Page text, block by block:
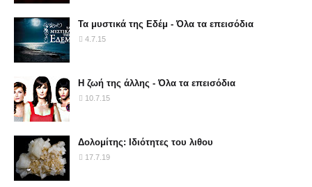
Τα μυστικά της Εδέμ - Όλα τα επεισόδια
4.7.15
Η ζωή της άλλης - Όλα τα επεισόδια
10.7.15
Δολομίτης: Ιδιότητες του λιθου
17.7.19